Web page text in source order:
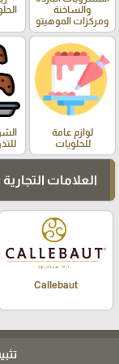
والساخنة
ومركزات الموهيتو
لوازم عامة
للحلويات
العلامات التجارية
Callebaut